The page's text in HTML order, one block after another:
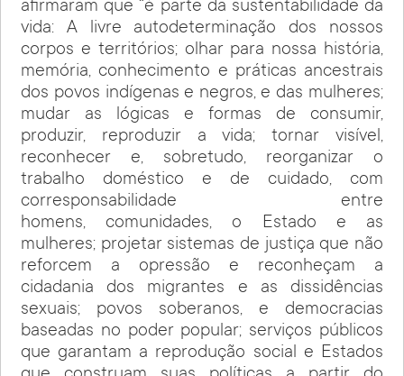
afirmaram que “é parte da sustentabilidade da
vida: A livre autodeterminação dos nossos
corpos e territórios; olhar para nossa história,
memória, conhecimento e práticas ancestrais
dos povos indígenas e negros, e das mulheres;
mudar as lógicas e formas de consumir,
produzir, reproduzir a vida; tornar visível,
reconhecer e, sobretudo, reorganizar o
trabalho doméstico e de cuidado, com
corresponsabilidade entre
homens, comunidades, o Estado e as
mulheres; projetar sistemas de justiça que não
reforcem a opressão e reconheçam a
cidadania dos migrantes e as dissidências
sexuais; povos soberanos, e democracias
baseadas no poder popular; serviços públicos
que garantam a reprodução social e Estados